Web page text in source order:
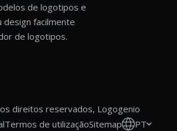
de logotipos e
design facilmente
de logotipos.
direitos reservados, Logogenio
Termos de utilizaçãoSitemap PT